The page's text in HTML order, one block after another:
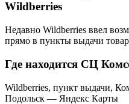
Wildberries
Недавно Wildberries ввел
прямо в пункты выдачи
Где находится СЦ
Wildberries, пункт выдачи,
Подольск — Яндекс Карты